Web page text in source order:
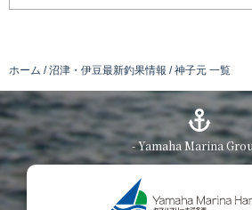
ホーム 沼津・伊豆最新釣果情報 神子元 一覧
- Yamaha Marina